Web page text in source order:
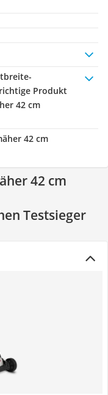
Produkt
42 cm
42 cm
42 cm
Testsieger